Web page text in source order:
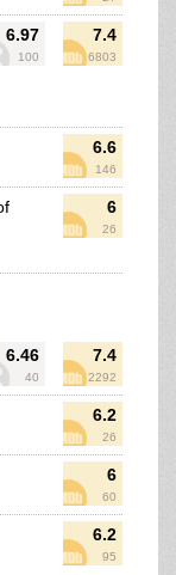
6.97
100
7.4
6803
6.6
146
6
26
6.46
40
7.4
2292
6.2
26
6
60
6.2
95